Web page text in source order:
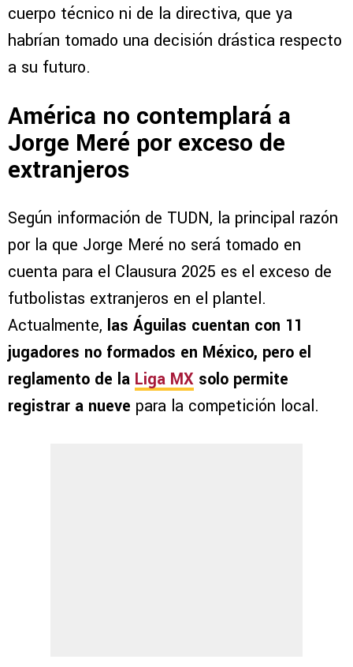
cuerpo técnico ni de la directiva, que ya
habrían tomado una decisión drástica respecto
a su futuro.
América no contemplará a
Jorge Meré por exceso de
extranjeros
Según información de TUDN, la principal razón
por la que Jorge Meré no será tomado en
cuenta para el Clausura 2025 es el exceso de
futbolistas extranjeros en el plantel.
Actualmente, las Águilas cuentan con 11
jugadores no formados en México, pero el
reglamento de la Liga MX solo permite
registrar a nueve para la competición local.